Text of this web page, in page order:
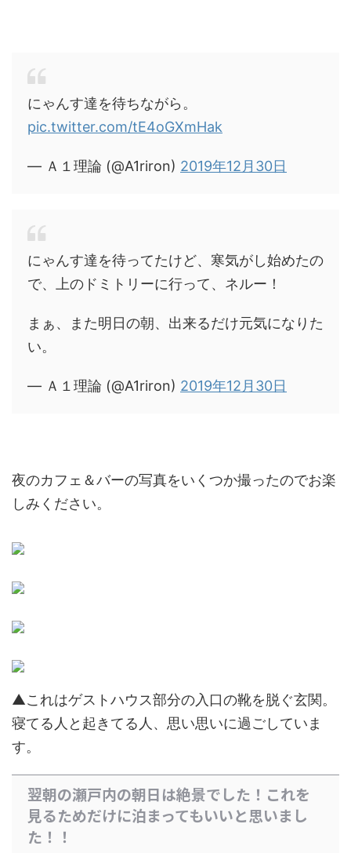
にゃんす達を待ちながら。
pic.twitter.com/tE4oGXmHak
— Ａ１理論 (@A1riron) 2019年12月30日
にゃんす達を待ってたけど、寒気がし始めたの
で、上のドミトリーに行って、ネルー！
まぁ、また明日の朝、出来るだけ元気になりた
い。
— Ａ１理論 (@A1riron) 2019年12月30日
夜のカフェ＆バーの写真をいくつか撮ったのでお楽
しみください。
▲これはゲストハウス部分の入口の靴を脱ぐ玄関。
寝てる人と起きてる人、思い思いに過ごしていま
す。
翌朝の瀬戸内の朝日は絶景でした！これを
見るためだけに泊まってもいいと思いまし
た！！